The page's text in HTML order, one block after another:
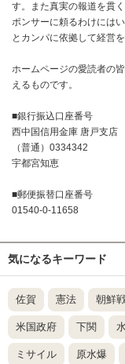
す。また真実の報道を貫
ポンサーに頼るわけには
とカンパに依拠して経営
ホームページの愛読者の
えるものです。
■銀行振込口座番号
西中国信用金庫 唐戸支店
（普通）0334342
宇都宮知恵
■郵便振替口座番号
01540-0-11658
気になるキーワード
佐賀 憲法 朝鮮
米国政府 下関
ミサイル 原水爆